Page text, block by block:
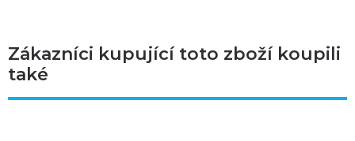
Zákazníci kupující toto zboží koupili
také